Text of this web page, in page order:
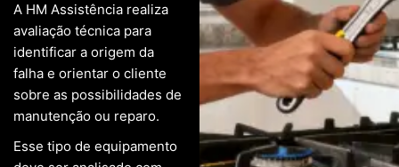
A HM Assistência realiza
avaliação técnica para
identificar a origem da
falha e orientar o cliente
sobre as possibilidades de
manutenção ou reparo.
Esse tipo de equipamento